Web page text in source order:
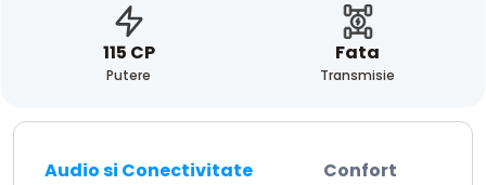
115 CP
Putere
Fata
Transmisie
Audio si Conectivitate Confort